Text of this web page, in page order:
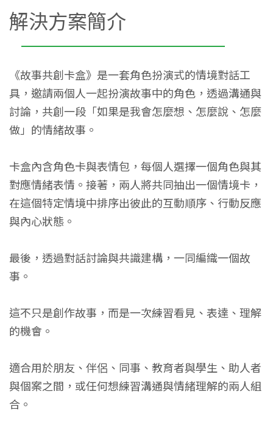
解決方案簡介
《故事共創卡盒》是一套角色扮演式的情境對話工
具，邀請兩個人一起扮演故事中的角色，透過溝通與
討論，共創一段「如果是我會怎麼想、怎麼說、怎麼
做」的情緒故事。
卡盒內含角色卡與表情包，每個人選擇一個角色與其
對應情緒表情。接著，兩人將共同抽出一個情境卡，
在這個特定情境中排序出彼此的互動順序、行動反應
與內心狀態。
最後，透過對話討論與共識建構，一同編織一個故
事。
這不只是創作故事，而是一次練習看見、表達、理解
的機會。
適合用於朋友、伴侶、同事、教育者與學生、助人者
與個案之間，或任何想練習溝通與情緒理解的兩人組
合。